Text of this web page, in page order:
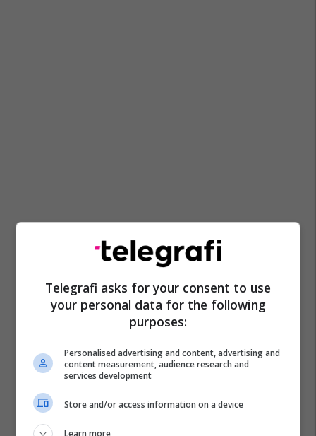
Telegrafi asks for your consent to use
your personal data for the following
purposes:
Personalised advertising and content, advertising and
content measurement, audience research and
services development
Store and/or access information on a device
Learn more